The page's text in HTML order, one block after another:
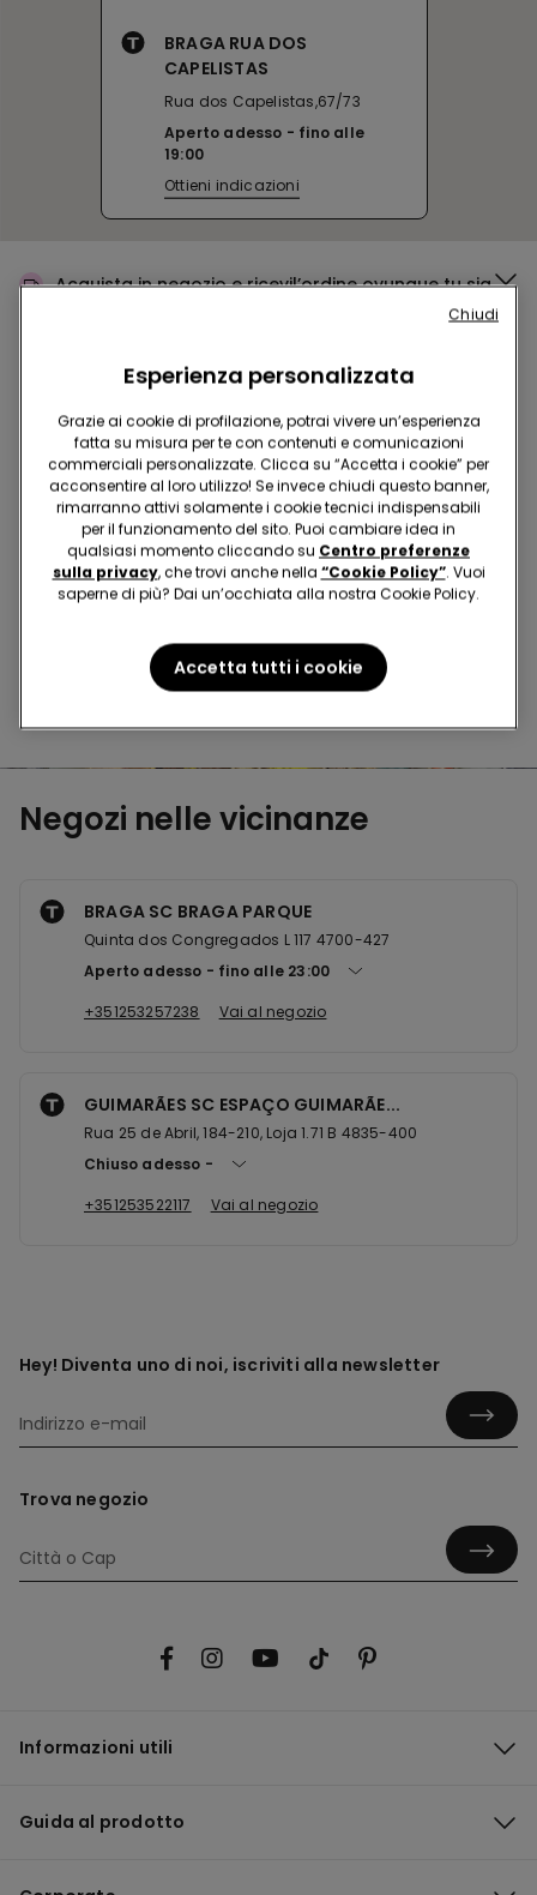
BRAGA RUA DOS
CAPELISTAS
Rua dos Capelistas,67/73
Aperto adesso
fino alle
19:00
Ottieni indicazioni
Acquista in negozio e ricevil’ordine ovunque tu sia
Rendi il tuo ordinedove vuoi
Cambia la mercein negozio
Programma FedeltàTEZENIS TALENT
Hai domande sulle misure di sicurezza nei nostri store?
Negozi nelle vicinanze
BRAGA SC BRAGA PARQUE
Quinta dos Congregados L 117 4700-427
Aperto adesso
fino alle 23:00
+351253257238
Vai al negozio
GUIMARÃES SC ESPAÇO GUIMARÃE...
Rua 25 de Abril, 184-210, Loja 1.71 B 4835-400
Chiuso adesso
+351253522117
Vai al negozio
Hey! Diventa uno di noi, iscriviti alla newsletter
Trova negozio
Informazioni utili
Guida al prodotto
Esperienza personalizzata
Grazie ai cookie di profilazione, potrai vivere un’esperienza
fatta su misura per te con contenuti e comunicazioni
commerciali personalizzate. Clicca su “Accetta i cookie” per
acconsentire al loro utilizzo! Se invece chiudi questo banner,
rimarranno attivi solamente i cookie tecnici indispensabili
per il funzionamento del sito. Puoi cambiare idea in
qualsiasi momento cliccando su Centro preferenze
sulla privacy, che trovi anche nella “Cookie Policy”. Vuoi
saperne di più? Dai un’occhiata alla nostra Cookie Policy.
Accetta tutti i cookie
Chiudi